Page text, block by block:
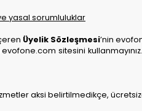
yasal sorumluluklar
Üyelik Sözleşmesi’nin
sitesini
aksi belirtilmedikçe,